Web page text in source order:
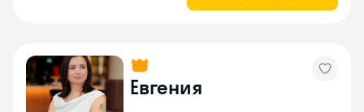
Евгения